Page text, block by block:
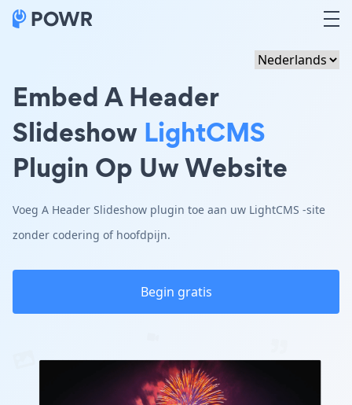
Embed A Header
Slideshow LightCMS
Plugin Op Uw Website
Voeg A Header Slideshow plugin toe aan uw LightCMS -site
zonder codering of hoofdpijn.
Begin gratis